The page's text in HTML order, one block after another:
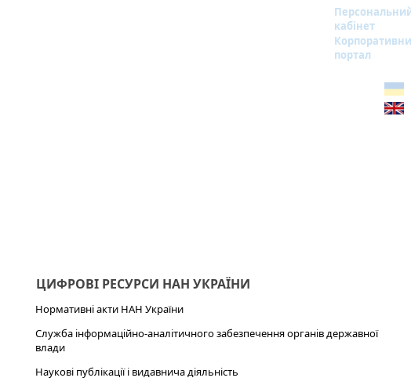
кабінет
портал
ЦИФРОВІ РЕСУРСИ НАН УКРАЇНИ
Нормативні акти НАН України
Служба інформаційно-аналітичного забезпечення органів державної
влади
Наукові публікації і видавнича діяльність